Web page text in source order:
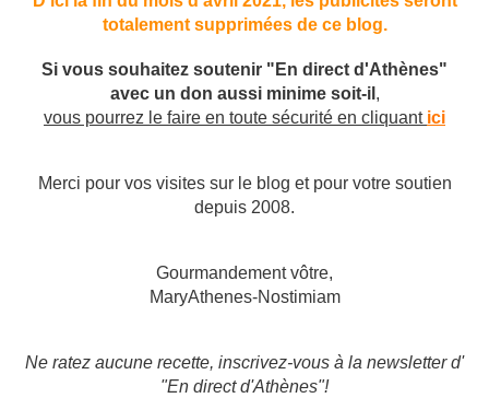
totalement supprimées de ce blog.
Si vous souhaitez soutenir "En direct d'Athènes"
avec un don aussi minime soit-il ,
vous pourrez le faire en toute sécurité en cliquant ici
Merci pour vos visites sur le blog et pour votre soutien
depuis 2008.
Gourmandement vôtre,
MaryAthenes-Nostimiam
Ne ratez aucune recette, inscrivez-vous à la newsletter d'
"En direct d'Athènes"!